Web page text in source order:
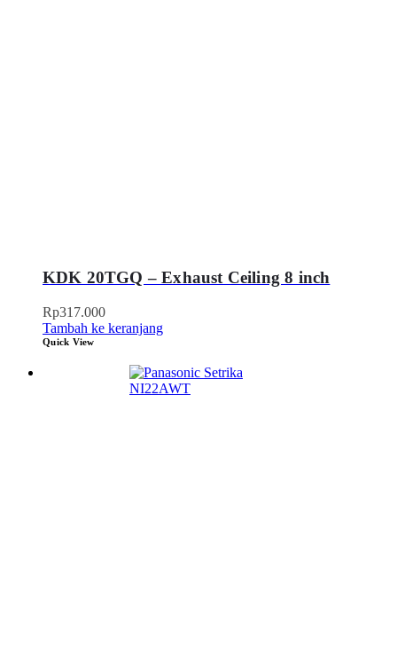
KDK 20TGQ – Exhaust Ceiling 8 inch
Rp317.000
Tambah ke keranjang
Quick View